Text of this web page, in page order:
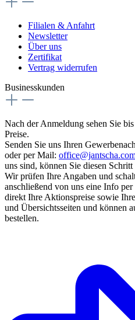
Filialen & Anfahrt
Newsletter
Über uns
Zertifikat
Vertrag widerrufen
Businesskunden
Nach der Anmeldung sehen Sie
Preise.
Senden Sie uns Ihren
oder per Mail:
uns sind, können Sie diesen Schritt
Wir prüfen Ihre Angaben und
anschließend von uns eine Info
direkt Ihre Aktionspreise sowie
und Übersichtsseiten und können
bestellen.